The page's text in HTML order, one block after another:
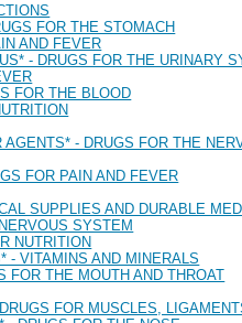
FOR THE STOMACH
AND FEVER
- DRUGS FOR THE URINARY
FOR THE BLOOD
- DRUGS FOR THE
FOR PAIN AND FEVER
SUPPLIES AND DURABLE
SYSTEM
NUTRITION
- VITAMINS AND MINERALS
FOR THE MOUTH AND THROAT
FOR MUSCLES,